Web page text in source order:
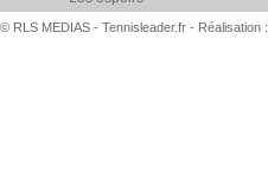
© RLS MEDIAS - Tennisleader.fr - Réalisation :